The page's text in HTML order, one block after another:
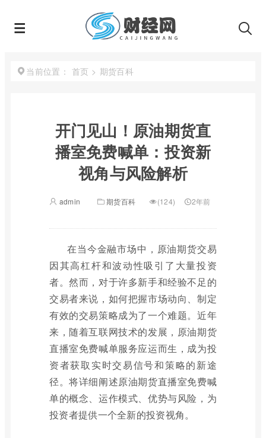
当前位置： 首页 > 期货百科
开门见山！原油期货直
播室免费喊单：投资新
视角与风险解析
admin 期货百科 (124) 2年前
在当今金融市场中，原油期货交易
因其高杠杆和波动性吸引了大量投资
者。然而，对于许多新手和经验不足的
交易者来说，如何把握市场动向、制定
有效的交易策略成为了一个难题。近年
来，随着互联网技术的发展，原油期货
直播室免费喊单服务应运而生，成为投
资者获取实时交易信号和策略的新途
径。将详细阐述原油期货直播室免费喊
单的概念、运作模式、优势与风险，为
投资者提供一个全新的投资视角。